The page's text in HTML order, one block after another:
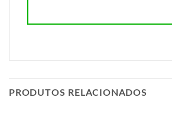
PRODUTOS RELACIONADOS